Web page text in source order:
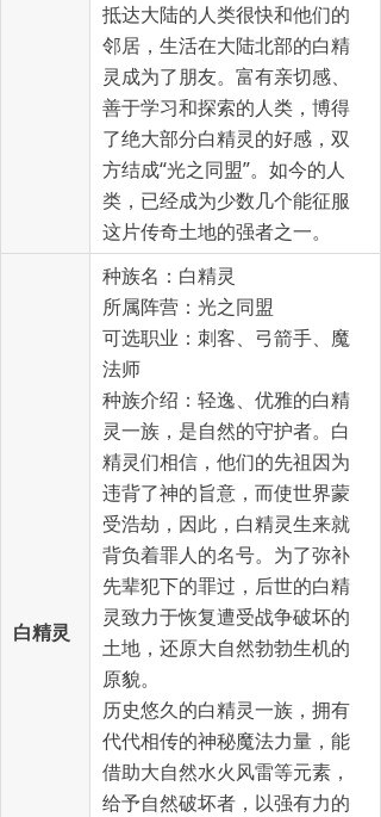
抵达大陆的人类很快和他们的
邻居，生活在大陆北部的白精
灵成为了朋友。富有亲切感、
善于学习和探索的人类，博得
了绝大部分白精灵的好感，双
方结成“光之同盟”。如今的人
类，已经成为少数几个能征服
这片传奇土地的强者之一。
白精灵
种族名：白精灵
所属阵营：光之同盟
可选职业：刺客、弓箭手、魔
法师
种族介绍：轻逸、优雅的白精
灵一族，是自然的守护者。白
精灵们相信，他们的先祖因为
违背了神的旨意，而使世界蒙
受浩劫，因此，白精灵生来就
背负着罪人的名号。为了弥补
先辈犯下的罪过，后世的白精
灵致力于恢复遭受战争破坏的
土地，还原大自然勃勃生机的
原貌。
历史悠久的白精灵一族，拥有
代代相传的神秘魔法力量，能
借助大自然水火风雷等元素，
给予自然破坏者，以强有力的